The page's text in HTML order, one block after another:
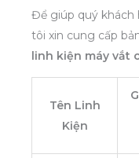
Để giúp quý khách
tôi xin cung cấp
linh kiện máy vắt
Tên Linh
Kiện